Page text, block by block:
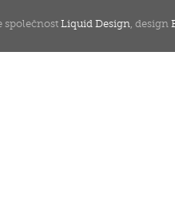
společnostLiquid Design , design